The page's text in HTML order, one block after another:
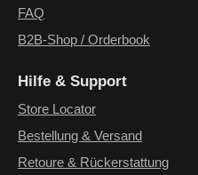
FAQ
B2B-Shop / Orderbook
Hilfe & Support
Store Locator
Bestellung & Versand
Retoure & Rückerstattung